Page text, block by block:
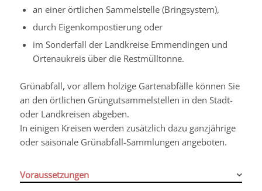
an einer örtlichen Sammelstelle (Bringsystem),
durch Eigenkompostierung oder
im Sonderfall der Landkreise Emmendingen und
Ortenaukreis über die Restmülltonne.
Grünabfall, vor allem holzige Gartenabfälle können Sie
an den örtlichen Grüngutsammelstellen in den Stadt-
oder Landkreisen abgeben.
In einigen Kreisen werden zusätzlich dazu ganzjährige
oder saisonale Grünabfall-Sammlungen angeboten.
Voraussetzungen